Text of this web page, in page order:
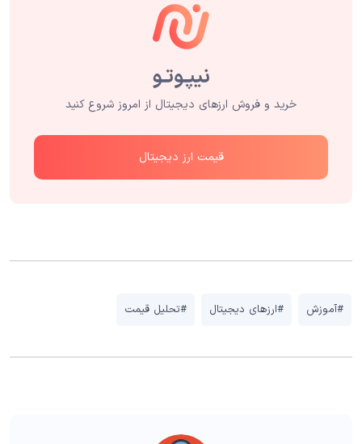
خرید و فروش ارزهای دیجیتال از امروز شروع کنید
قیمت ارز دیجیتال
#آموزش #ارزهای دیجیتال #تحلیل قیمت